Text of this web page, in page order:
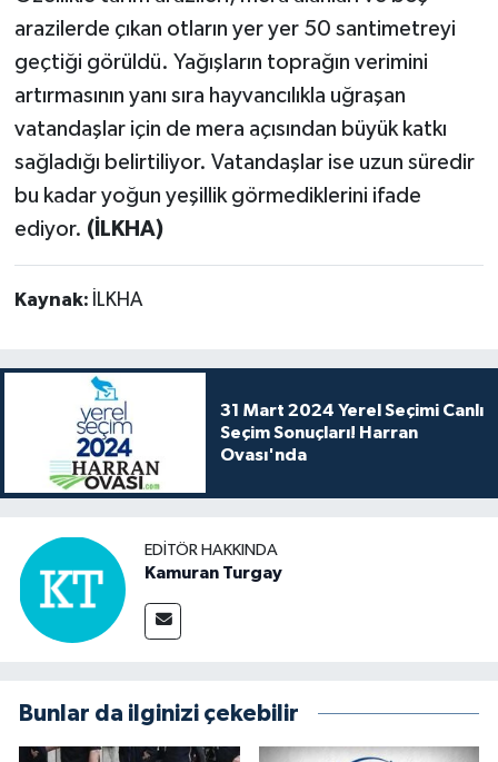
arazilerde çıkan otların yer yer 50 santimetreyi
geçtiği görüldü. Yağışların toprağın verimini
artırmasının yanı sıra hayvancılıkla uğraşan
vatandaşlar için de mera açısından büyük katkı
sağladığı belirtiliyor. Vatandaşlar ise uzun süredir
bu kadar yoğun yeşillik görmediklerini ifade
ediyor. (İLKHA)
Kaynak: İLKHA
31 Mart 2024 Yerel Seçimi Canlı
Seçim Sonuçları! Harran
Ovası'nda
EDITÖR HAKKINDA
Kamuran Turgay
Bunlar da ilginizi çekebilir